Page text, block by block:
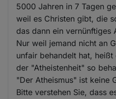
5000 Jahren in 7 Tagen
weil es Christen gibt, die
das dann ein vernünftiges
Nur weil jemand nicht an
unfair behandelt hat,
der "Atheistenheit" so
"Der Atheismus" ist keine
Bitte verstehen Sie, dass